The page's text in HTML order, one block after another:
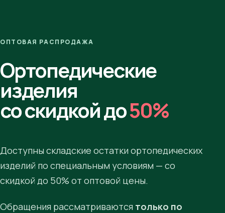
ОПТОВАЯ РАСПРОДАЖА
Ортопедические
изделия
со скидкой до50%
Доступны складские остатки ортопедических
изделий по специальным условиям — со
скидкой до 50% от оптовой цены.
Обращения рассматриваются только по